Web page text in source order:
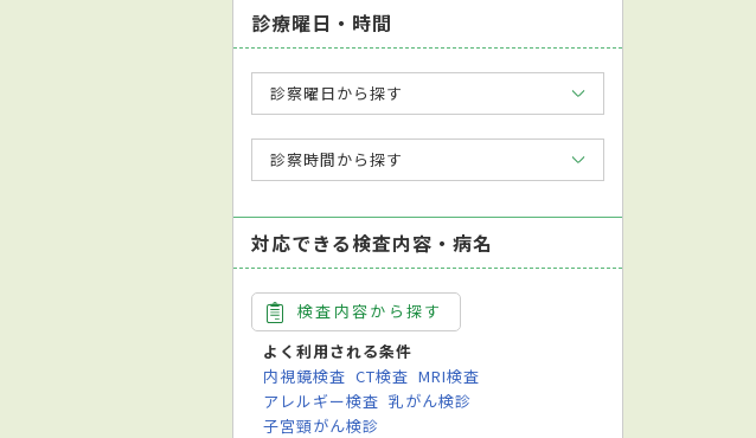
診療曜日・時間
診察曜日から探す
診察時間から探す
対応できる検査内容・病名
検査内容から探す
よく利用される条件
内視鏡検査 CT検査 MRI検査
アレルギー検査 乳がん検診
子宮頸がん検診